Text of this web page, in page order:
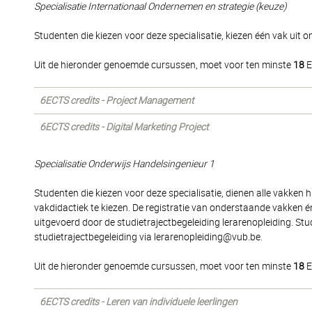
Specialisatie Internationaal Ondernemen en strategie (keuze)
Studenten die kiezen voor deze specialisatie, kiezen één vak uit
Uit de hieronder genoemde cursussen, moet voor ten minste 18
6ECTS credits - Project Management
6ECTS credits - Digital Marketing Project
Specialisatie Onderwijs Handelsingenieur 1
Studenten die kiezen voor deze specialisatie, dienen alle
vakdidactiek te kiezen. De registratie van onderstaande vakken
uitgevoerd door de studietrajectbegeleiding lerarenopleiding.
studietrajectbegeleiding via lerarenopleiding@vub.be.
Uit de hieronder genoemde cursussen, moet voor ten minste 18
6ECTS credits - Leren van individuele leerlingen